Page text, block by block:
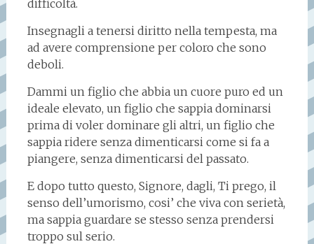
difficoltà.
Insegnagli a tenersi diritto nella tempesta, ma
ad avere comprensione per coloro che sono
deboli.
Dammi un figlio che abbia un cuore puro ed un
ideale elevato, un figlio che sappia dominarsi
prima di voler dominare gli altri, un figlio che
sappia ridere senza dimenticarsi come si fa a
piangere, senza dimenticarsi del passato.
E dopo tutto questo, Signore, dagli, Ti prego, il
senso dell’umorismo, cosi’ che viva con serietà,
ma sappia guardare se stesso senza prendersi
troppo sul serio.